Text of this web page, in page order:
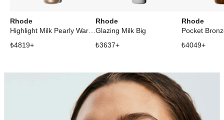
Rhode
₺4819+
Rhode
Glazing Milk Big
₺3637+
Rhode
Pocket
₺4049+